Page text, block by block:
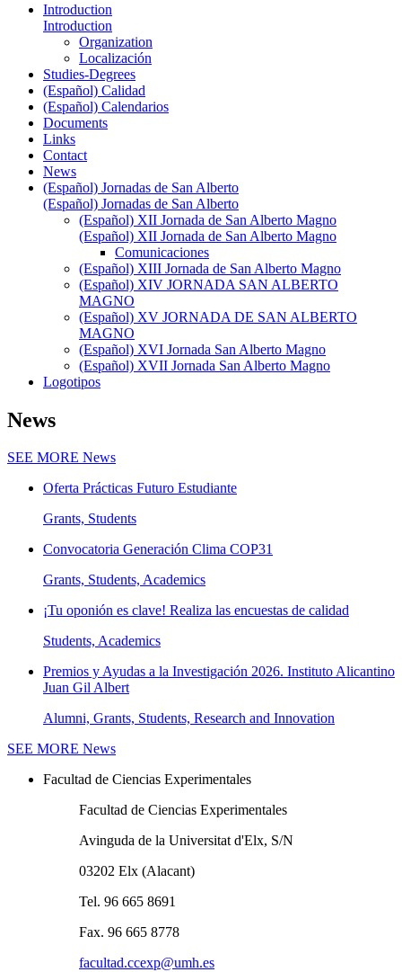
Introduction
Introduction
Organization
Localización
Studies-Degrees
(Español) Calidad
(Español) Calendarios
Documents
Links
Contact
News
(Español) Jornadas de San Alberto
(Español) Jornadas de San Alberto
(Español) XII Jornada de San Alberto Magno
(Español) XII Jornada de San Alberto Magno
Comunicaciones
(Español) XIII Jornada de San Alberto Magno
(Español) XIV JORNADA SAN ALBERTO
MAGNO
(Español) XV JORNADA DE SAN ALBERTO
MAGNO
(Español) XVI Jornada San Alberto Magno
(Español) XVII Jornada San Alberto Magno
Logotipos
News
SEE MORE News
Oferta Prácticas Futuro Estudiante
Grants, Students
Convocatoria Generación Clima COP31
Grants, Students, Academics
¡Tu oponión es clave! Realiza las encuestas de calidad
Students, Academics
Premios y Ayudas a la Investigación 2026. Instituto Alicantino
Juan Gil Albert
Alumni, Grants, Students, Research and Innovation
SEE MORE News
Facultad de Ciencias Experimentales
Facultad de Ciencias Experimentales
Avinguda de la Universitat d'Elx, S/N
03202 Elx (Alacant)
Tel. 96 665 8691
Fax. 96 665 8778
facultad.ccexp@umh.es